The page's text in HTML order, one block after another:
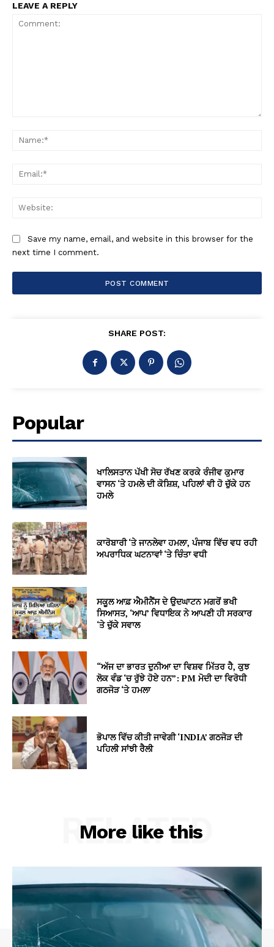
LEAVE A REPLY
Save my name, email, and website in this browser for the
next time I comment.
SHARE POST:
Popular
ਖਾਲਿਸਤਾਨ ਪੱਖੀ ਸੋਚ ਰੱਖਣ ਕਰਕੇ ਰੰਜੀਵ ਕੁਮਾਰ
ਵਾਸਨ ‘ਤੇ ਹਮਲੇ ਦੀ ਕੋਸ਼ਿਸ਼, ਪਹਿਲਾਂ ਵੀ ਹੋ ਚੁੱਕੇ ਹਨ
ਹਮਲੇ
ਕਾਰੋਬਾਰੀ ‘ਤੇ ਜਾਨਲੇਵਾ ਹਮਲਾ, ਪੰਜਾਬ ਵਿੱਚ ਵਧ ਰਹੀ
ਅਪਰਾਧਿਕ ਘਟਨਾਵਾਂ ‘ਤੇ ਚਿੰਤਾ ਵਧੀ
ਸਕੂਲ ਆਫ਼ ਐਮੀਨੈਂਸ ਦੇ ਉਦਘਾਟਨ ਮਗਰੋਂ ਭਖੀ
ਸਿਆਸਤ, ‘ਆਪ’ ਵਿਧਾਇਕ ਨੇ ਆਪਣੀ ਹੀ ਸਰਕਾਰ
‘ਤੇ ਚੁੱਕੇ ਸਵਾਲ
“ਅੱਜ ਦਾ ਭਾਰਤ ਦੁਨੀਆ ਦਾ ਵਿਸ਼ਵ ਮਿੱਤਰ ਹੈ, ਕੁਝ
ਲੋਕ ਵੰਡ ‘ਚ ਰੁੱਝੇ ਹੋਏ ਹਨ”: PM ਮੋਦੀ ਦਾ ਵਿਰੋਧੀ
ਗਠਜੋੜ ‘ਤੇ ਹਮਲਾ
ਭੋਪਾਲ ਵਿੱਚ ਕੀਤੀ ਜਾਵੇਗੀ ‘INDIA’ ਗਠਜੋੜ ਦੀ
ਪਹਿਲੀ ਸਾਂਝੀ ਰੈਲੀ
More like this
RELATED